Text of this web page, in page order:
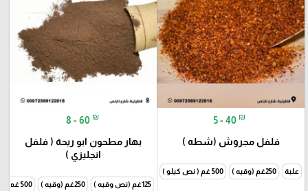
5 - 40 ₪
فلفل مجروش (شطه )
علبة 250غم (وقيه ) 500 غم ( نص كيلو )
8 - 60 ₪
بهار مطحون ابو ريحة ( فلفل
انجليزي )
125غم (نص وقيه ) 250غم (وقيه ) 500 غم ( نص كيلو )